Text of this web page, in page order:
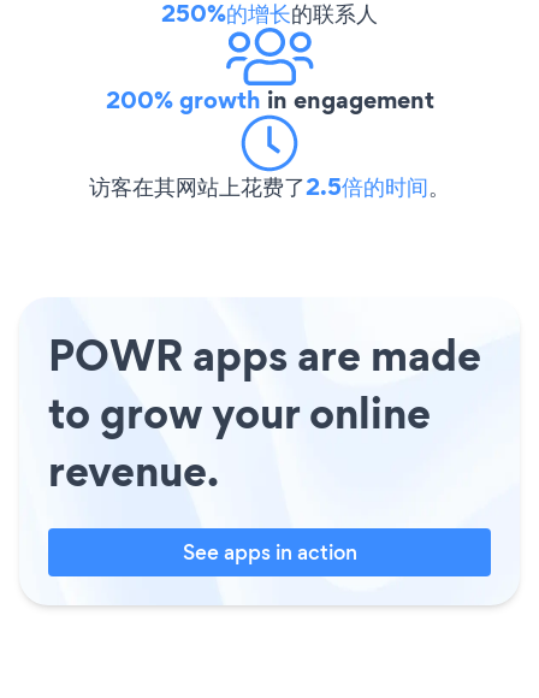
250%的增长的联系人
200% growth in engagement
访客在其网站上花费了2.5倍的时间。
POWR apps are made
to grow your online
revenue.
See apps in action